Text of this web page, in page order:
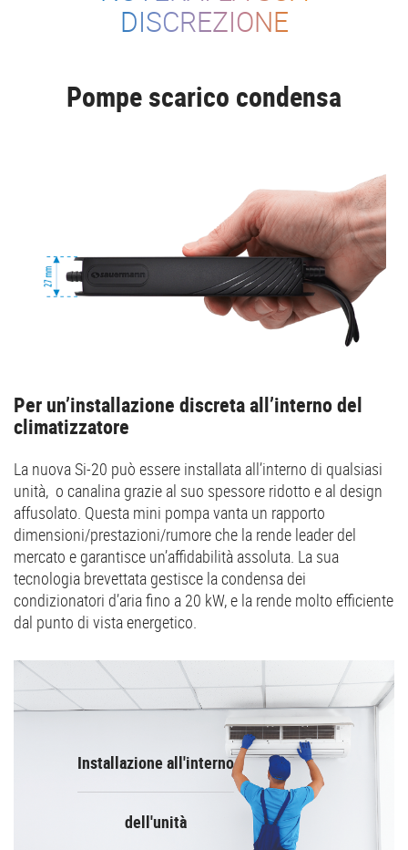
DISCREZIONE
Pompe scarico condensa
Per un’installazione discreta all’interno del
climatizzatore
La nuova Si-20 può essere installata all’interno di qualsiasi
unità, o canalina grazie al suo spessore ridotto e al design
affusolato. Questa mini pompa vanta un rapporto
dimensioni/prestazioni/rumore che la rende leader del
mercato e garantisce un’affidabilità assoluta. La sua
tecnologia brevettata gestisce la condensa dei
condizionatori d’aria fino a 20 kW, e la rende molto efficiente
dal punto di vista energetico.
Installazione all'interno
dell'unità